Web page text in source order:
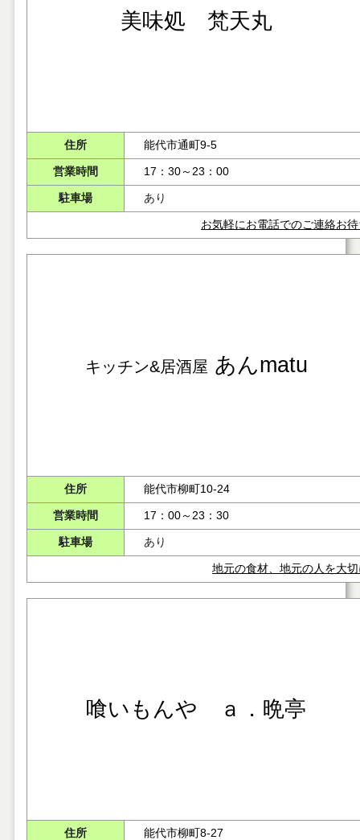
美味処 梵天丸
住所 能代市通町9-5
営業時間 17：30～23：00
駐車場 あり
お気軽にお電話でのご連絡お
キッチン&居酒屋 あんmatu
住所 能代市柳町10-24
営業時間 17：00～23：30
駐車場 あり
地元の食材、地元の人を大
喰いもんや ａ．晩亭
住所 能代市柳町8-27